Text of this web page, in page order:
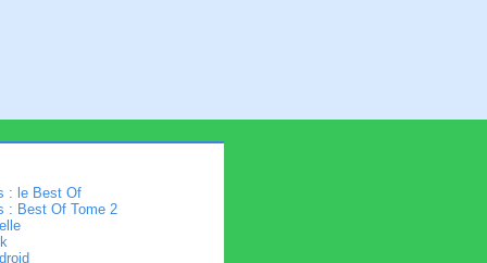
: le Best Of
: Best Of Tome 2